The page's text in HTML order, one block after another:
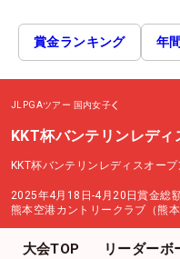
賞金ランキング 年
JLPGAツアー 国内女子
KKT杯バンテリンレディ
KKT杯バンテリンレディスオープ
2025年4月18日-4月20日賞金総
熊本空港カントリークラブ（熊本
大会TOP リーダーボ